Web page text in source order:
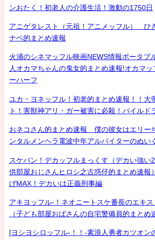
ンおたく！初老人の介護生活！激動の1750日
アニゲタレスト（元祖！アニメッフル） ひ
ナベ的まとめ速報
火浦のシネマッフル映画NEWS情報ポータブ
人オカマちゃんの鬼女的まとめ速報!オカマ
ーハーフ
ユカ・ヨネッフル！初老的まとめ速報！！大
ト！害獣神アリ・ガー被害に必殺！パイルド
おネコさん的まとめ速報 僕の彼女はエリー
ンタルメンヘラ電波中年アルバイターのぬい
スケバン！デカッフルまっくす（デカい強い
供部屋おじさんヒロシ之古惑仔的まとめ速報
げMAX！デカいは正義刑事編
アキヨッフル-！ネオニートスケ番長のエキス
（子ども部屋おばさんの自宅警備員的まとめ
[ヨシヨシロッフル-！！-素浪人勇者カツオン